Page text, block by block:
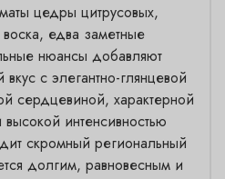
цедры цитрусовых,
едва заметные
нюансы добавляют
с элегантно-глянцевой
сердцевиной, характерной
интенсивностью
скромный региональный
долгим, равновесным и